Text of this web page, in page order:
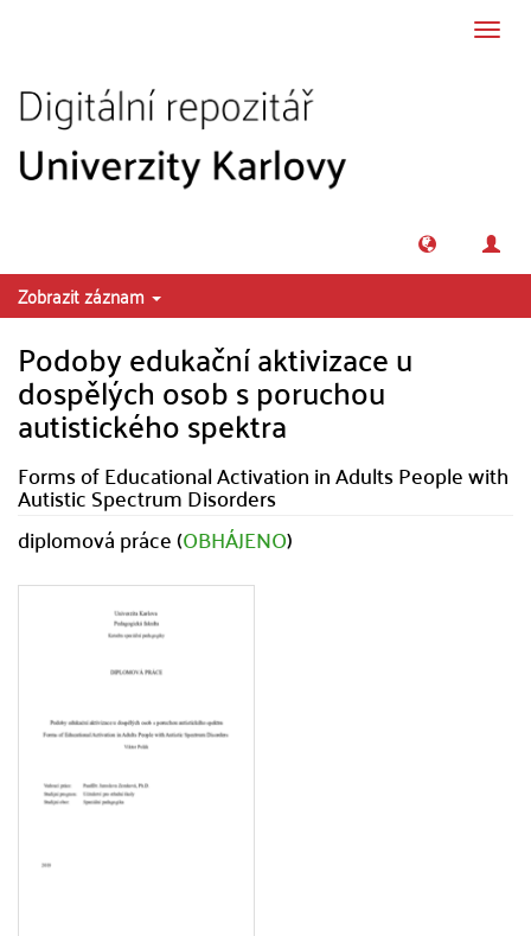
Zobrazit záznam
Podoby edukační aktivizace u
dospělých osob s poruchou
autistického spektra
Forms of Educational Activation in Adults People with
Autistic Spectrum Disorders
diplomová práce (OBHÁJENO)